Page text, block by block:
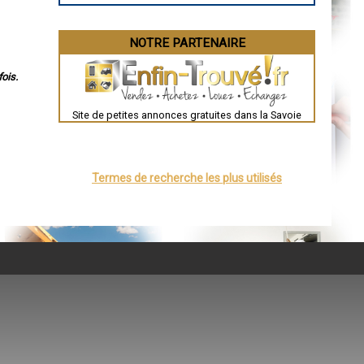
NOTRE PARTENAIRE
Site de petites annonces gratuites dans la Savoie
Termes de recherche les plus utilisés